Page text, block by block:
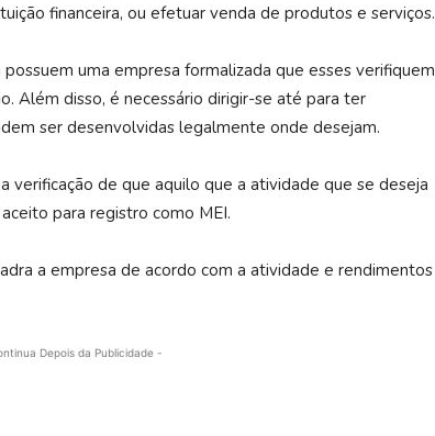
financeira, ou efetuar venda de produtos e serviços.
uma empresa formalizada que esses verifiquem
Além disso, é necessário dirigir-se até para ter
ser desenvolvidas legalmente onde desejam.
verificação de que aquilo que a atividade que se deseja
para registro como MEI.
a empresa de acordo com a atividade e rendimentos
Depois da Publicidade -